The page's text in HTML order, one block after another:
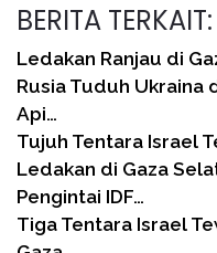
BERITA TERKAIT:
Ledakan Ranjau di
Rusia Tuduh Ukraina
Api…
Tujuh Tentara Israel
Ledakan di Gaza
Pengintai IDF…
Tiga Tentara Israel